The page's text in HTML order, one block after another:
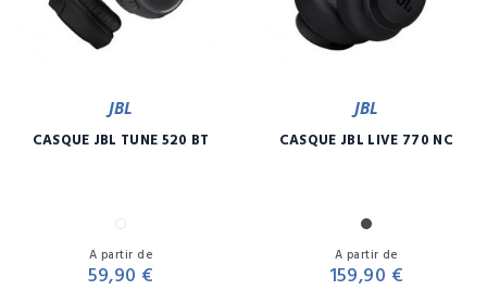
JBL
CASQUE JBL TUNE 520 BT
Blanc
A partir de
59,90 €
JBL
CASQUE JBL LIVE 770 NC
Noir
A partir de
159,90 €